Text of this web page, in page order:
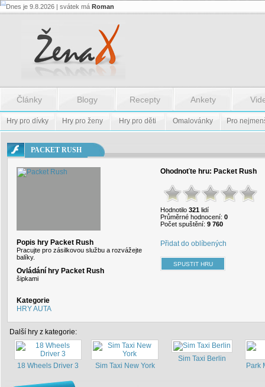
Flash.nazev
Flash.nazev
Dnes je 9.8.2026 | svátek má Roman
Články Blogy Recepty Ankety
Hry pro dívky Hry pro ženy Hry pro děti Omalovánky Pro
PACKET RUSH
Popis hry Packet Rush
Pracujte pro zásilkovou službu a rozvážejte
balíky.
Ovládání hry Packet Rush
šipkami
Kategorie
HRY AUTA
Ohodnoťte hru: Packet Rush
Hodnotilo 321 lidí
Průměrné hodnocení: 0
Počet spuštění: 9 760
Přidat do oblíbených
Další hry z kategorie:
18 Wheels Driver 3 Sim Taxi New York
Sim Taxi Berlin
Park